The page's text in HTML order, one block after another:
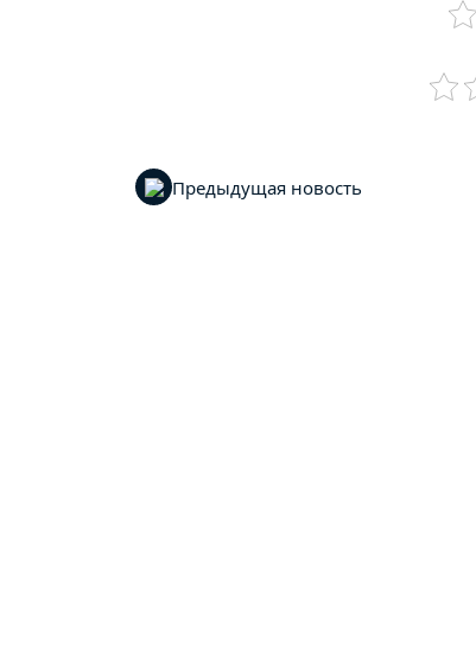
Предыдущая новость